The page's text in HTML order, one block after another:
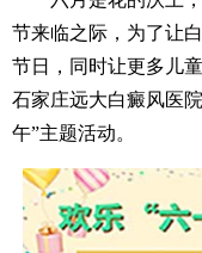
节来临之际，为了让
节日，同时让更多儿
石家庄远大白癜风医
午”主题活动。